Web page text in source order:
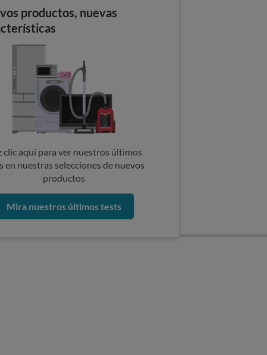
productos, nuevas
clic aquí para ver nuestros últimos
en nuestras selecciones de nuevos
productos
Mira nuestros últimos tests